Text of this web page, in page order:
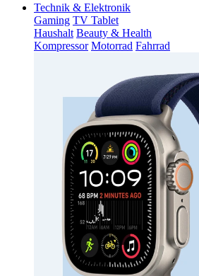
Technik & Elektronik
Gaming TV Tablet
Haushalt Beauty & Health
Kompressor Motorrad Fahrrad